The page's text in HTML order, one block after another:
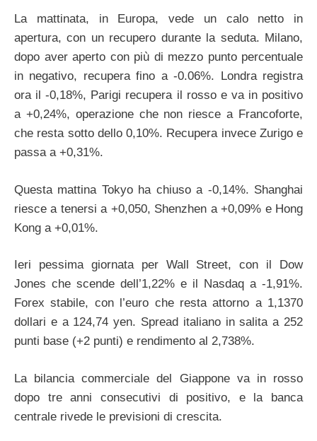
La mattinata, in Europa, vede un calo netto in
apertura, con un recupero durante la seduta. Milano,
dopo aver aperto con più di mezzo punto percentuale
in negativo, recupera fino a -0.06%. Londra registra
ora il -0,18%, Parigi recupera il rosso e va in positivo
a +0,24%, operazione che non riesce a Francoforte,
che resta sotto dello 0,10%. Recupera invece Zurigo e
passa a +0,31%.
Questa mattina Tokyo ha chiuso a -0,14%. Shanghai
riesce a tenersi a +0,050, Shenzhen a +0,09% e Hong
Kong a +0,01%.
Ieri pessima giornata per Wall Street, con il Dow
Jones che scende dell’1,22% e il Nasdaq a -1,91%.
Forex stabile, con l’euro che resta attorno a 1,1370
dollari e a 124,74 yen. Spread italiano in salita a 252
punti base (+2 punti) e rendimento al 2,738%.
La bilancia commerciale del Giappone va in rosso
dopo tre anni consecutivi di positivo, e la banca
centrale rivede le previsioni di crescita.